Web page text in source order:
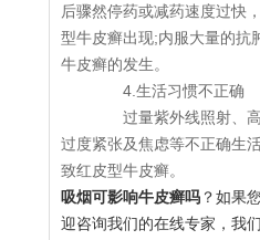
后骤然停药或减药速度过快
型牛皮癣出现;内服大量的抗
牛皮癣的发生。
4.生活习惯不正确
过量紫外线照射、高
过度紧张及焦虑等不正确生
致红皮型牛皮癣。
吸烟可影响牛皮癣吗 ？如果
迎咨询我们的在线专家，我